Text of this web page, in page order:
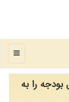
منو
بودجه را به